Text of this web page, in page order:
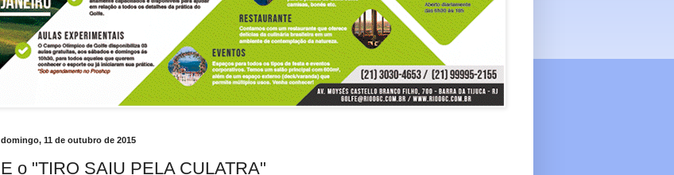
domingo, 11 de outubro de 2015
E o "TIRO SAIU PELA CULATRA"